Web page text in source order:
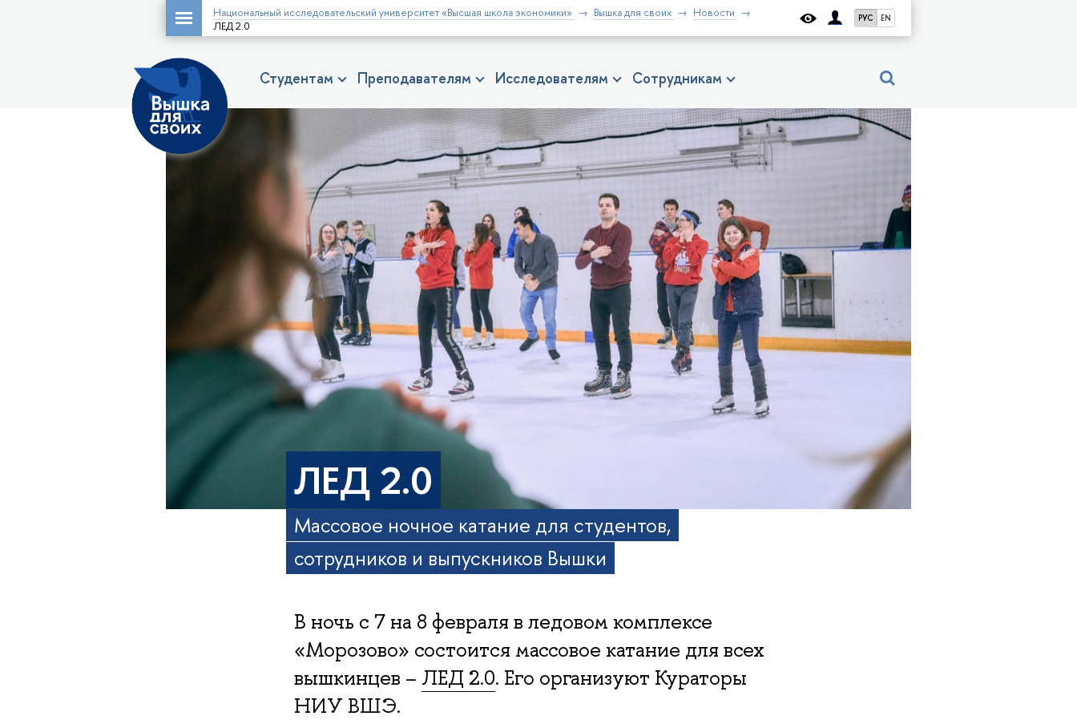
РУС EN
Национальный исследовательский университет «Высшая школа экономики» Вышка для своих
Новости
ЛЕД 2.0
Студентам Преподавателям Исследователям Сотрудникам
ЛЕД 2.0
Массовое ночное катание для студентов,
сотрудников и выпускников Вышки
В ночь с 7 на 8 февраля в ледовом комплексе
«Морозово» состоится массовое катание для всех
вышкинцев – ЛЕД 2.0. Его организуют Кураторы
НИУ ВШЭ.